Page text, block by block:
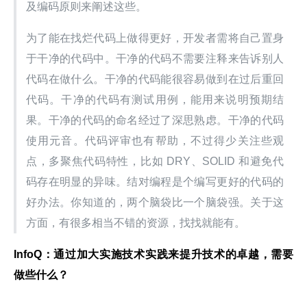
及编码原则来阐述这些。
为了能在找烂代码上做得更好，开发者需将自己置身
于干净的代码中。干净的代码不需要注释来告诉别人
代码在做什么。干净的代码能很容易做到在过后重回
代码。干净的代码有测试用例，能用来说明预期结
果。干净的代码的命名经过了深思熟虑。干净的代码
使用元音。代码评审也有帮助，不过得少关注些观
点，多聚焦代码特性，比如 DRY、SOLID 和避免代
码存在明显的异味。结对编程是个编写更好的代码的
好办法。你知道的，两个脑袋比一个脑袋强。关于这
方面，有很多相当不错的资源，找找就能有。
InfoQ ：通过加大实施技术实践来提升技术的卓越，需要
做些什么？